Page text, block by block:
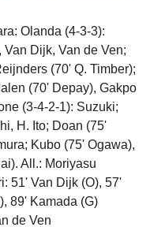
Olanda (4-3-3):
Dijk, Van de Ven;
(70' Q. Timber);
(70' Depay), Gakpo
(3-4-2-1): Suzuki;
H. Ito; Doan (75'
Kubo (75' Ogawa),
All.: Moriyasu
51' Van Dijk (O), 57'
89' Kamada (G)
de Ven